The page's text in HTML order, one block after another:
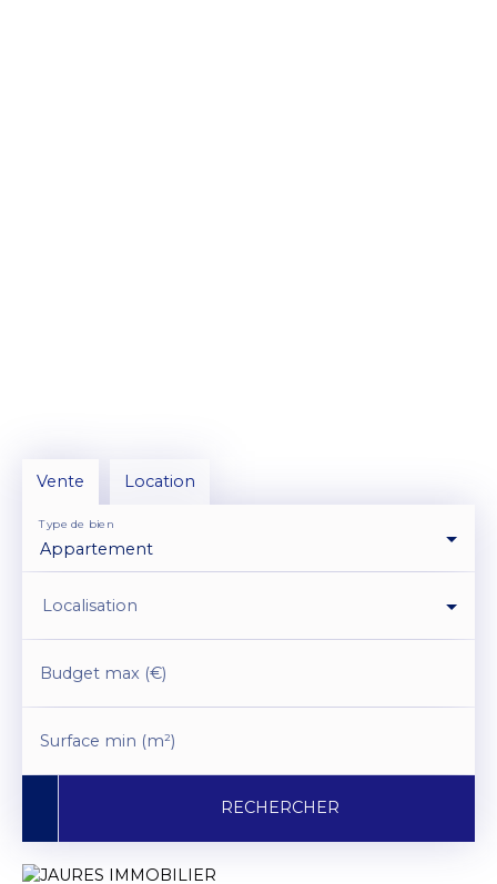
Vente Location
Appartement
Type de bien
Localisation
Budget max (€)
Surface min (m²)
RECHERCHER